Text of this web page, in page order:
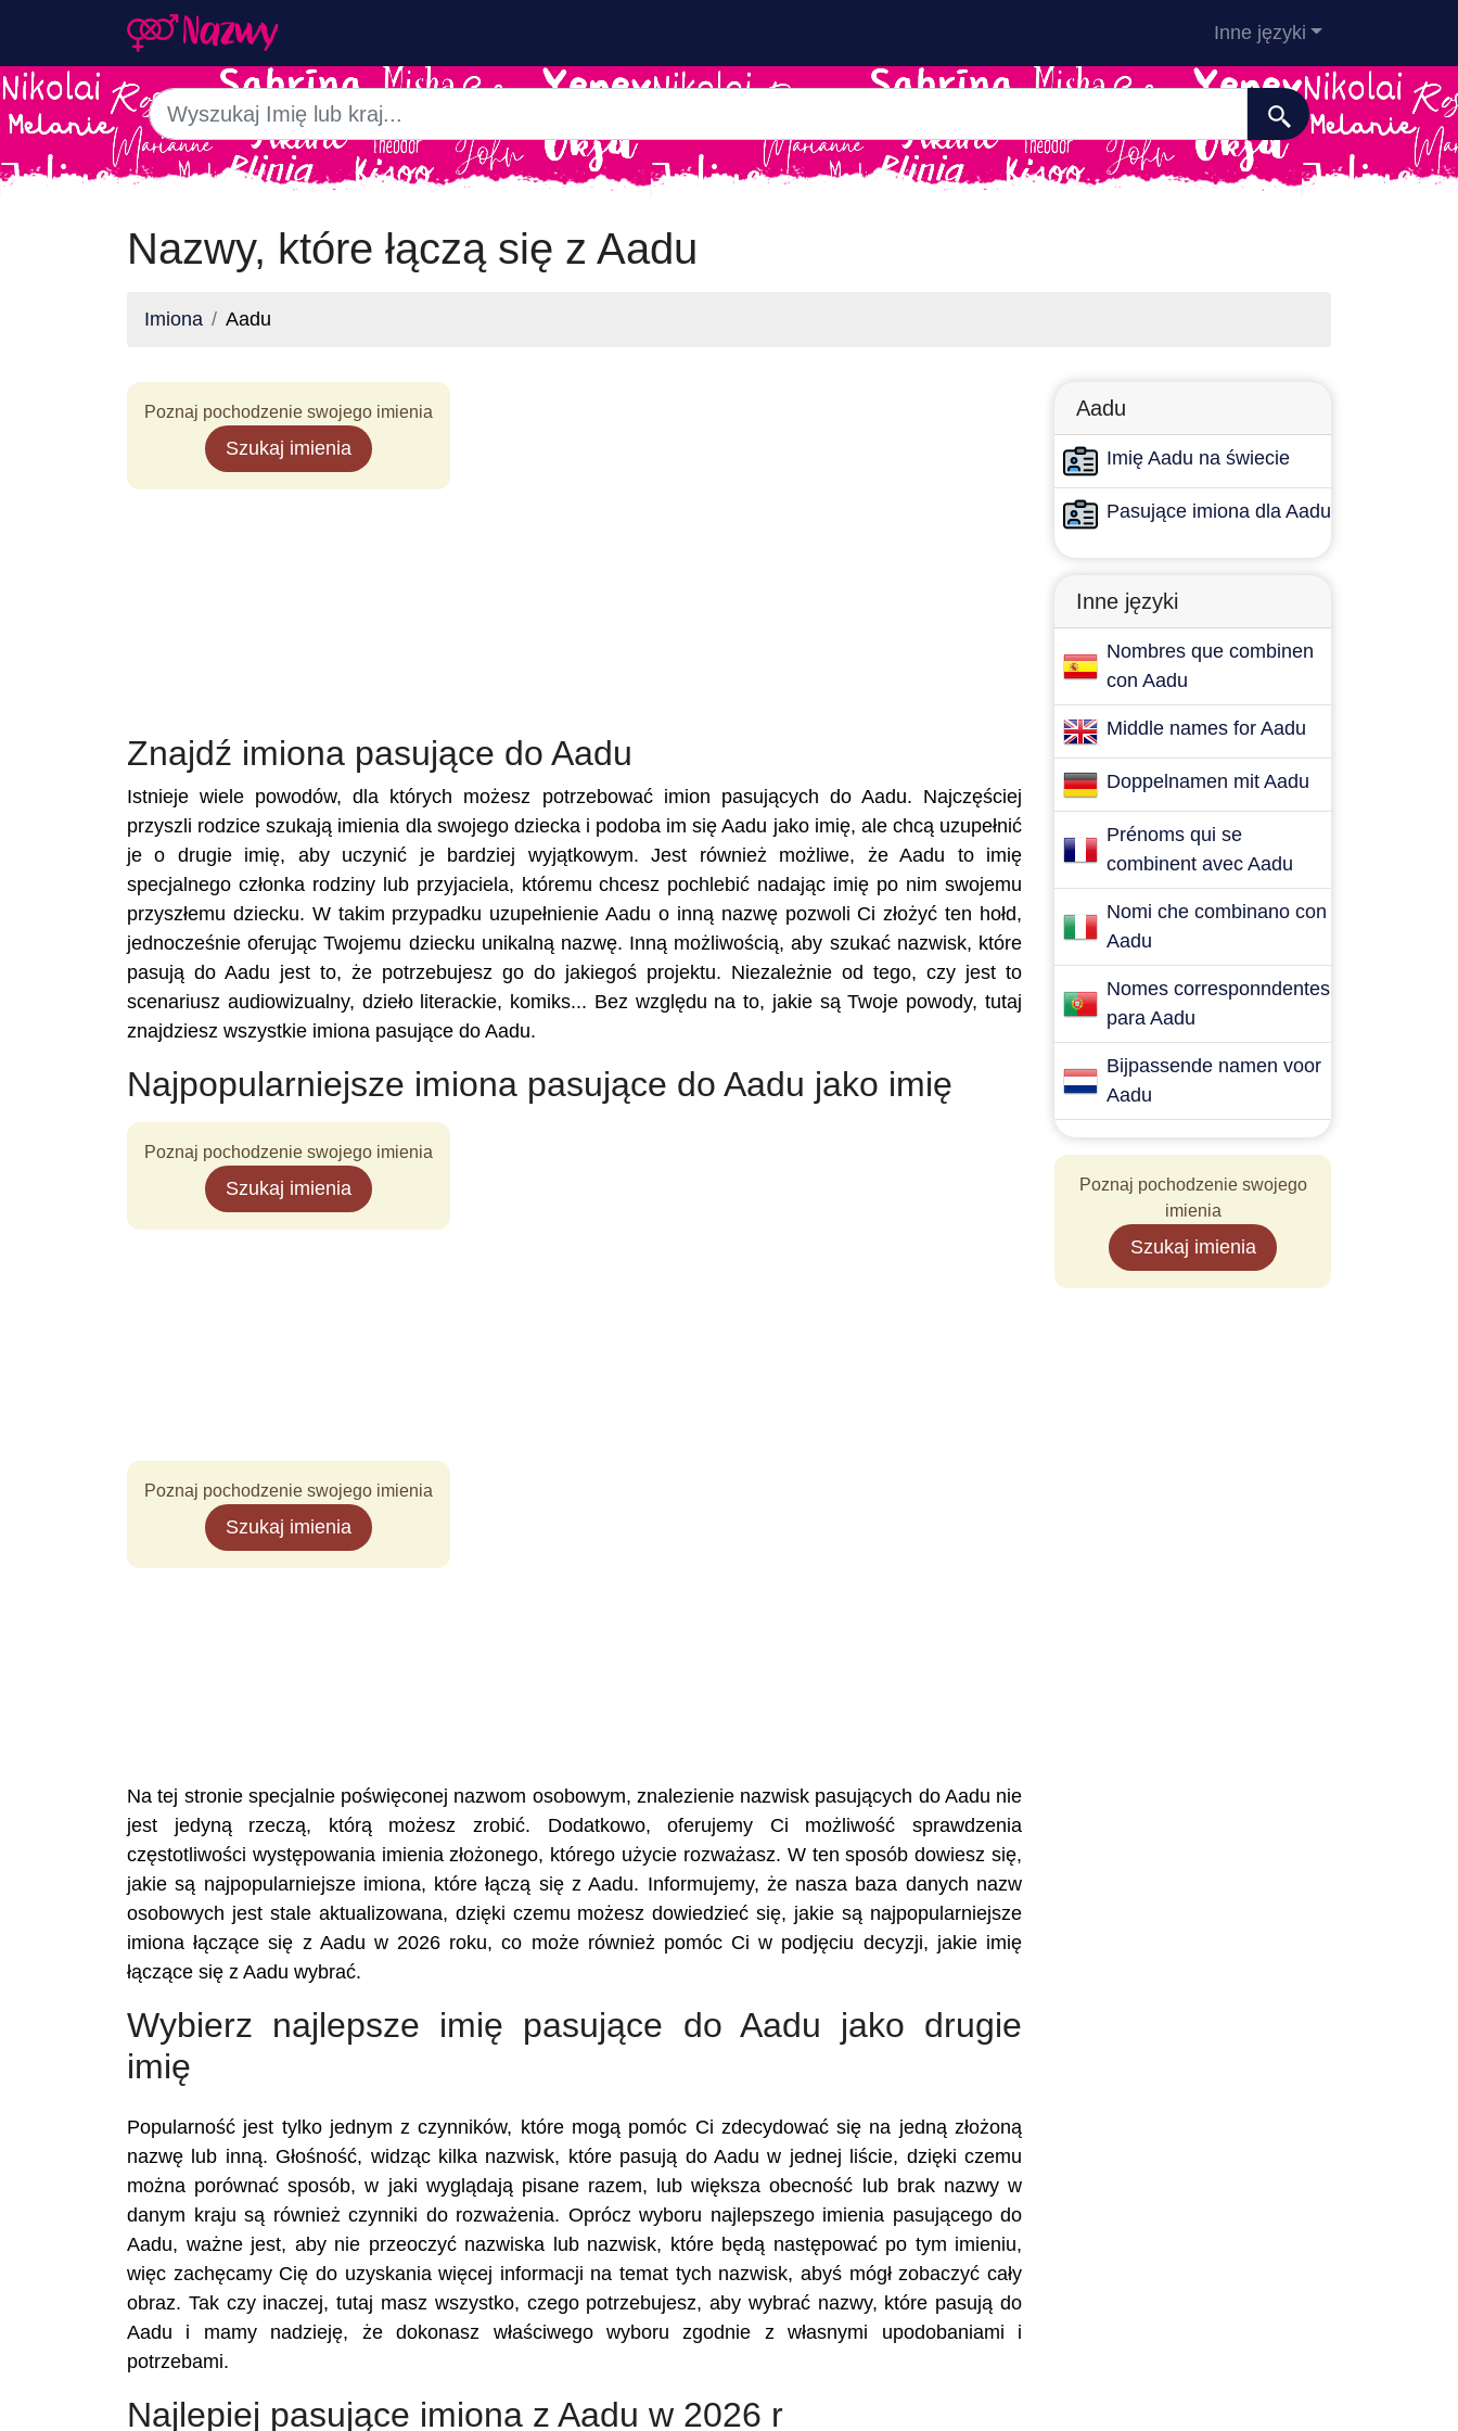
Inne języki
Nazwy, które łączą się z Aadu
Imiona Aadu
Poznaj pochodzenie swojego imienia
Szukaj imienia
Znajdź imiona pasujące do Aadu
Istnieje wiele powodów, dla których możesz potrzebować imion pasujących do Aadu. Najczęściej
przyszli rodzice szukają imienia dla swojego dziecka i podoba im się Aadu jako imię, ale chcą uzupełnić
je o drugie imię, aby uczynić je bardziej wyjątkowym. Jest również możliwe, że Aadu to imię
specjalnego członka rodziny lub przyjaciela, któremu chcesz pochlebić nadając imię po nim swojemu
przyszłemu dziecku. W takim przypadku uzupełnienie Aadu o inną nazwę pozwoli Ci złożyć ten hołd,
jednocześnie oferując Twojemu dziecku unikalną nazwę. Inną możliwością, aby szukać nazwisk, które
pasują do Aadu jest to, że potrzebujesz go do jakiegoś projektu. Niezależnie od tego, czy jest to
scenariusz audiowizualny, dzieło literackie, komiks... Bez względu na to, jakie są Twoje powody, tutaj
znajdziesz wszystkie imiona pasujące do Aadu.
Najpopularniejsze imiona pasujące do Aadu jako imię
Poznaj pochodzenie swojego imienia
Szukaj imienia
Poznaj pochodzenie swojego imienia
Szukaj imienia
Na tej stronie specjalnie poświęconej nazwom osobowym, znalezienie nazwisk pasujących do Aadu nie
jest jedyną rzeczą, którą możesz zrobić. Dodatkowo, oferujemy Ci możliwość sprawdzenia
częstotliwości występowania imienia złożonego, którego użycie rozważasz. W ten sposób dowiesz się,
jakie są najpopularniejsze imiona, które łączą się z Aadu. Informujemy, że nasza baza danych nazw
osobowych jest stale aktualizowana, dzięki czemu możesz dowiedzieć się, jakie są najpopularniejsze
imiona łączące się z Aadu w 2026 roku, co może również pomóc Ci w podjęciu decyzji, jakie imię
łączące się z Aadu wybrać.
Wybierz najlepsze imię pasujące do Aadu jako drugie
imię
Popularność jest tylko jednym z czynników, które mogą pomóc Ci zdecydować się na jedną złożoną
nazwę lub inną. Głośność, widząc kilka nazwisk, które pasują do Aadu w jednej liście, dzięki czemu
można porównać sposób, w jaki wyglądają pisane razem, lub większa obecność lub brak nazwy w
danym kraju są również czynniki do rozważenia. Oprócz wyboru najlepszego imienia pasującego do
Aadu, ważne jest, aby nie przeoczyć nazwiska lub nazwisk, które będą następować po tym imieniu,
więc zachęcamy Cię do uzyskania więcej informacji na temat tych nazwisk, abyś mógł zobaczyć cały
obraz. Tak czy inaczej, tutaj masz wszystko, czego potrzebujesz, aby wybrać nazwy, które pasują do
Aadu i mamy nadzieję, że dokonasz właściwego wyboru zgodnie z własnymi upodobaniami i
potrzebami.
Najlepiej pasujące imiona z Aadu w 2026 r
Aadu
Imię Aadu na świecie
Pasujące imiona dla Aadu
Inne języki
Nombres que combinen
con Aadu
Middle names for Aadu
Doppelnamen mit Aadu
Prénoms qui se
combinent avec Aadu
Nomi che combinano con
Aadu
Nomes corresponndentes
para Aadu
Bijpassende namen voor
Aadu
Poznaj pochodzenie swojego
imienia
Szukaj imienia